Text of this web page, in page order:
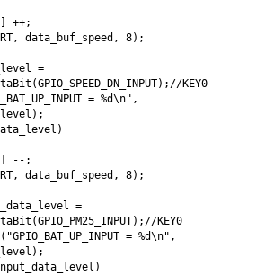
++;
data_buf_speed, 8);
=
KEY0
= %d\n",
--;
data_buf_speed, 8);
=
KEY0
= %d\n",